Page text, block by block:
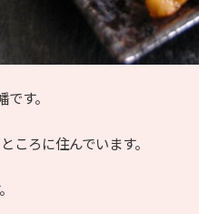
す。
ころに住んでいます。